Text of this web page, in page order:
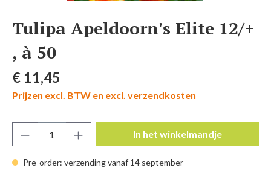
Tulipa Apeldoorn's Elite 12/+
, à 50
Normale prijs:
€ 11,45
Prijzen excl. BTW en excl. verzendkosten
Pre-order: verzending vanaf 14 september
Producthoeveelheid: Voer de gewenste
In het winkelmandje